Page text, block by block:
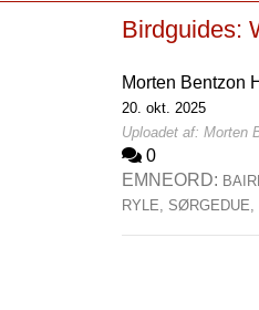
Birdguides:
Morten Bentzon
20. okt. 2025
Uploadet af: Morten
0
EMNEORD:
RYLE, SØRGEDUE,